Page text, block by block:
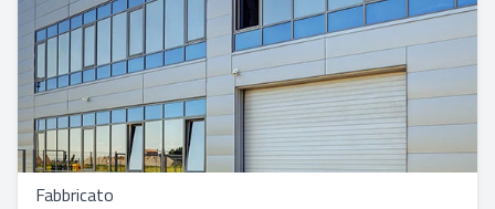
Fabbricato